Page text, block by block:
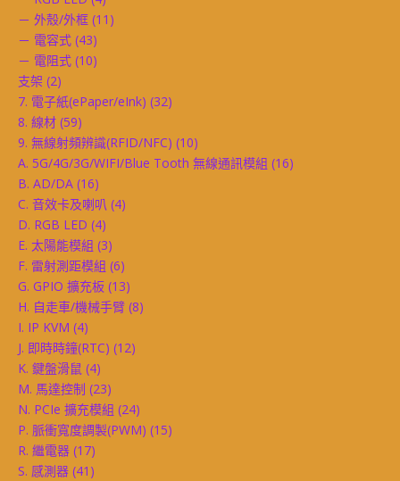
－ 外殼/外框 (11)
－ 電容式 (43)
－ 電阻式 (10)
支架 (2)
7. 電子紙(ePaper/eInk) (32)
8. 線材 (59)
9. 無線射頻辨識(RFID/NFC) (10)
A. 5G/4G/3G/WIFI/Blue Tooth 無線通訊模組 (16)
B. AD/DA (16)
C. 音效卡及喇叭 (4)
D. RGB LED (4)
E. 太陽能模組 (3)
F. 雷射測距模組 (6)
G. GPIO 擴充板 (13)
H. 自走車/機械手臂 (8)
I. IP KVM (4)
J. 即時時鐘(RTC) (12)
K. 鍵盤滑鼠 (4)
M. 馬達控制 (23)
N. PCIe 擴充模組 (24)
P. 脈衝寬度調製(PWM) (15)
R. 繼電器 (17)
S. 感測器 (41)